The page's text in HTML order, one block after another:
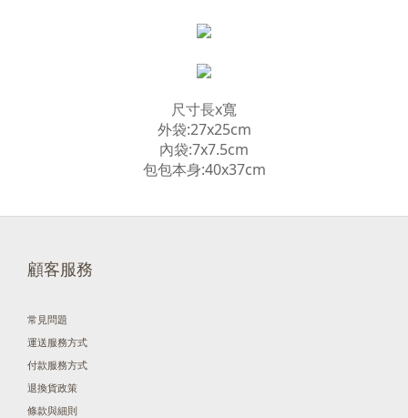
尺寸長x寬
外袋:27x25cm
內袋:7x7.5cm
包包本身:40x37cm
顧客服務
常見問題
運送服務方式
付款服務方式
退換貨政策
條款與細則